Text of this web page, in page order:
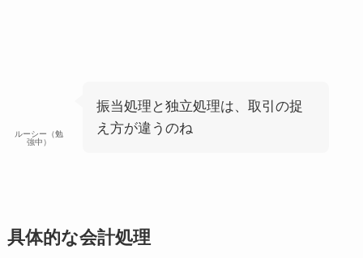
ルーシー（勉
強中）
振当処理と独立処理は、取引の捉
え方が違うのね
具体的な会計処理